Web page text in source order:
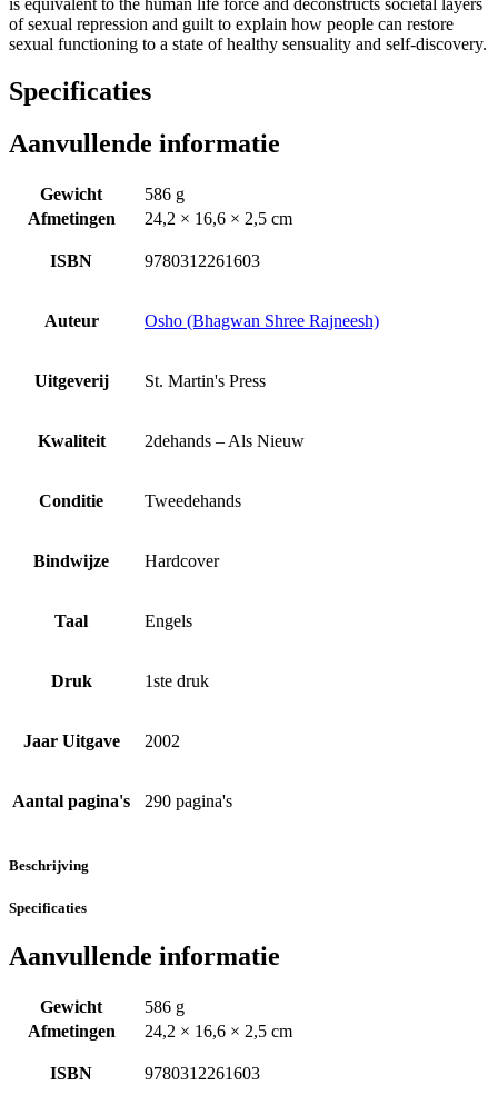
of sexual repression and guilt to explain how people can restore
sexual functioning to a state of healthy sensuality and self-discovery.
Specificaties
Aanvullende informatie
Gewicht
586 g
Afmetingen
24,2 × 16,6 × 2,5 cm
ISBN 9780312261603
Auteur Osho (Bhagwan Shree Rajneesh)
Uitgeverij St. Martin's Press
Kwaliteit 2dehands – Als Nieuw
Conditie Tweedehands
Bindwijze Hardcover
Taal Engels
Druk 1ste druk
Jaar Uitgave 2002
Aantal pagina's 290 pagina's
Beschrijving
Specificaties
Aanvullende informatie
Gewicht
586 g
Afmetingen
24,2 × 16,6 × 2,5 cm
ISBN 9780312261603